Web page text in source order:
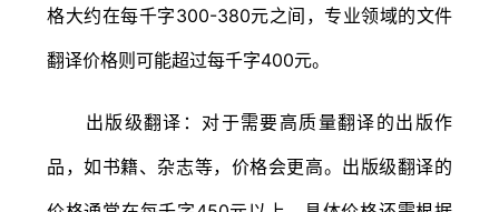
格大约在每千字300-380元之间，专业领域的文件
翻译价格则可能超过每千字400元。
出版级翻译：对于需要高质量翻译的出版作
品，如书籍、杂志等，价格会更高。出版级翻译的